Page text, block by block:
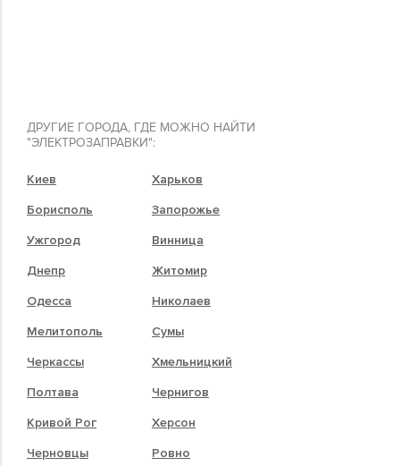
ДРУГИЕ ГОРОДА, ГДЕ МОЖНО НАЙТИ
"ЭЛЕКТРОЗАПРАВКИ":
Киев
Харьков
Борисполь
Запорожье
Ужгород
Винница
Днепр
Житомир
Одесса
Николаев
Мелитополь
Сумы
Черкассы
Хмельницкий
Полтава
Чернигов
Кривой Рог
Херсон
Черновцы
Ровно